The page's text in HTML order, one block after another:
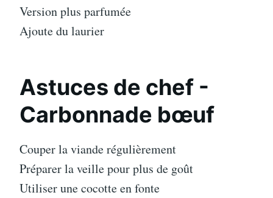
Version plus parfumée
Ajoute du laurier
Astuces de chef -
Carbonnade bœuf
Couper la viande régulièrement
Préparer la veille pour plus de goût
Utiliser une cocotte en fonte